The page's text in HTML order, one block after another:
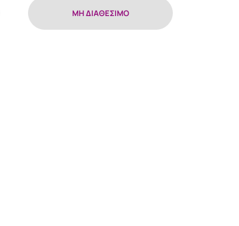
MH ΔΙΑΘΕΣΙΜΟ